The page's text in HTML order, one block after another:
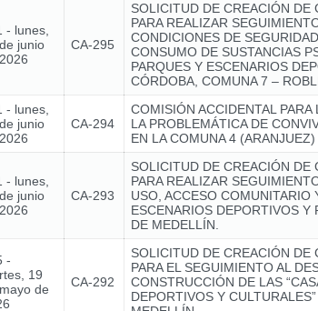
- lunes,
junio
CA-295
SOLICITUD DE CREACIÓN DE
PARA REALIZAR
CONDICIONES DE
CONSUMO DE SUSTANCIAS
PARQUES Y ESCENARIOS
CÓRDOBA, COMUNA 7 –
- lunes,
junio
CA-294
COMISIÓN ACCIDENTAL
LA PROBLEMÁTICA DE
EN LA COMUNA 4 (ARANJUEZ)
- lunes,
junio
CA-293
SOLICITUD DE CREACIÓN DE
PARA REALIZAR
USO, ACCESO COMUNITARIO
ESCENARIOS DEPORTIVOS Y
DE MEDELLÍN.
-
19
de
CA-292
SOLICITUD DE CREACIÓN DE
PARA EL SEGUIMIENTO AL
CONSTRUCCIÓN DE LAS
DEPORTIVOS Y